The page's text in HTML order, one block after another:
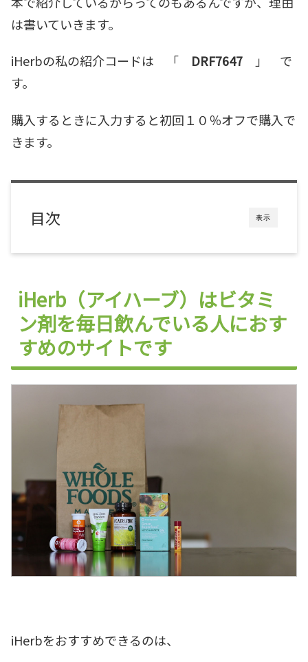
は書いていきます。
iHerbの私の紹介コードは 「 DRF7647 」 で
す。
購入するときに入力すると初回１０％オフで購入で
きます。
表示
目次
iHerb（アイハーブ）はビタミ
ン剤を毎日飲んでいる人におす
すめのサイトです
iHerbをおすすめできるのは、